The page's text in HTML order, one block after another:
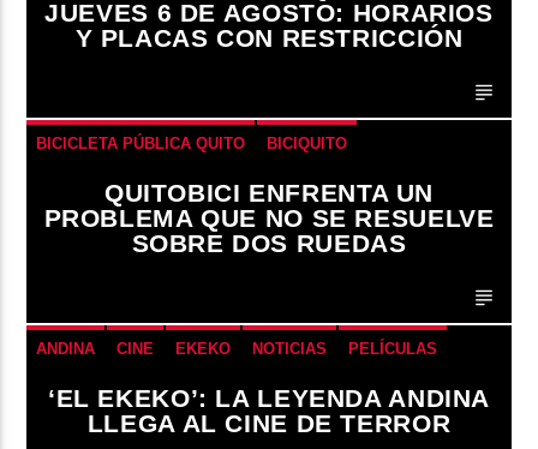
JUEVES 6 DE AGOSTO: HORARIOS
Y PLACAS CON RESTRICCIÓN
BICICLETA PÚBLICA QUITO BICIQUITO
CICLOVÍAS QUITO EDITORIAL
METRO DE QUITO BICICLETA MOVILIDAD ACTIVA QUITO
QUITOBICI ENFRENTA UN
PROBLEMA QUE NO SE RESUELVE
SOBRE DOS RUEDAS
ANDINA CINE EKEKO NOTICIAS PELÍCULAS
TENDENCIAS TERROR
‘EL EKEKO’: LA LEYENDA ANDINA
LLEGA AL CINE DE TERROR